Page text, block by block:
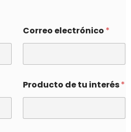
Correo electrónico *
Producto de tu interés*